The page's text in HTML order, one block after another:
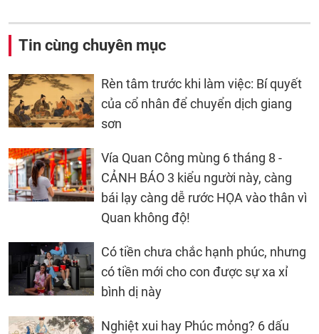
Tin cùng chuyên mục
Rèn tâm trước khi làm việc: Bí quyết
của cổ nhân để chuyển dịch giang
sơn
Vía Quan Công mùng 6 tháng 8 -
CẢNH BÁO 3 kiểu người này, càng
bái lạy càng dễ rước HỌA vào thân vì
Quan không độ!
Có tiền chưa chắc hạnh phúc, nhưng
có tiền mới cho con được sự xa xỉ
bình dị này
Nghiệt xui hay Phúc mỏng? 6 dấu